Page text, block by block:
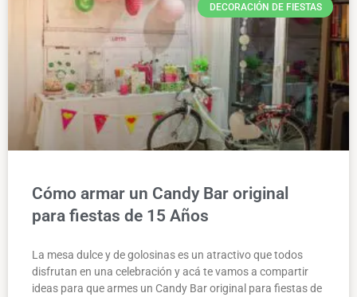
DECORACIÓN DE FIESTAS
Cómo armar un Candy Bar original
para fiestas de 15 Años
La mesa dulce y de golosinas es un atractivo que todos
disfrutan en una celebración y acá te vamos a compartir
ideas para que armes un Candy Bar original para fiestas de